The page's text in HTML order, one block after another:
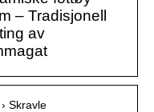
– Tradisjonell
av
Skravle